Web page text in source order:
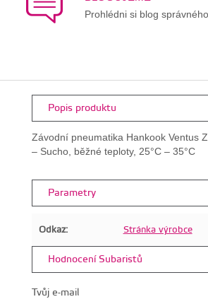
Prohlédni si blog
Popis produktu
Závodní pneumatika Hankook Ventus
– Sucho, běžné teploty, 25°C – 35°C
Parametry
Odkaz: Stránka výrobce
Hodnocení Subaristů
Tvůj e-mail